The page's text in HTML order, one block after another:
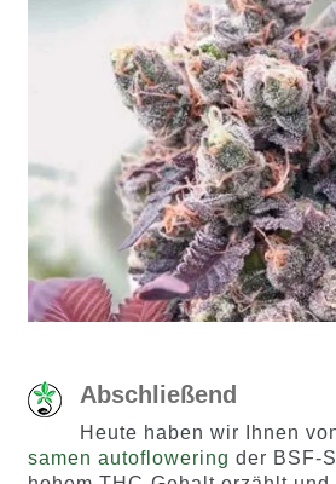
Abschließend
Heute haben wir Ihnen
samen autoflowering der BSF-